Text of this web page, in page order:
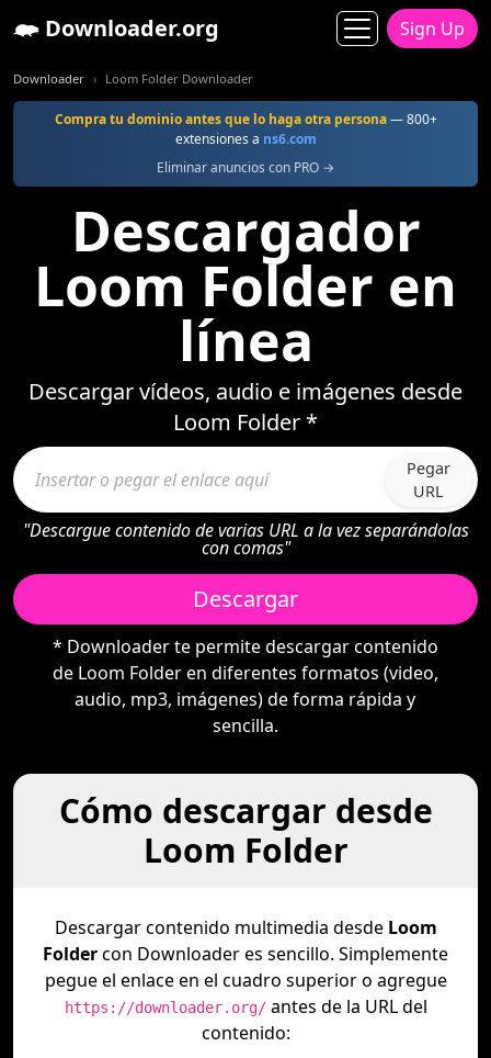
Downloader.org Sign Up
Downloader Loom Folder Downloader
Compra tu dominio antes que lo haga otra persona— 800+
extensiones a ns6.com
Eliminar anuncios con PRO →
Descargador
Loom Folder en
línea
Descargar vídeos, audio e imágenes desde
Loom Folder *
Pegar
URL
"Descargue contenido de varias URL a la vez separándolas
con comas"
Descargar
* Downloader te permite descargar contenido
de Loom Folder en diferentes formatos (video,
audio, mp3, imágenes) de forma rápida y
sencilla.
Cómo descargar desde
Loom Folder
Descargar contenido multimedia desde Loom
Foldercon Downloader es sencillo. Simplemente
pegue el enlace en el cuadro superior o agregue
https://downloader.org/antes de la URL del
contenido: